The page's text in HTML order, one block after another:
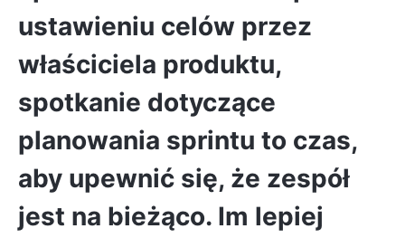
ustawieniu celów przez
właściciela produktu,
spotkanie dotyczące
planowania sprintu to czas,
aby upewnić się, że zespół
jest na bieżąco. Im lepiej